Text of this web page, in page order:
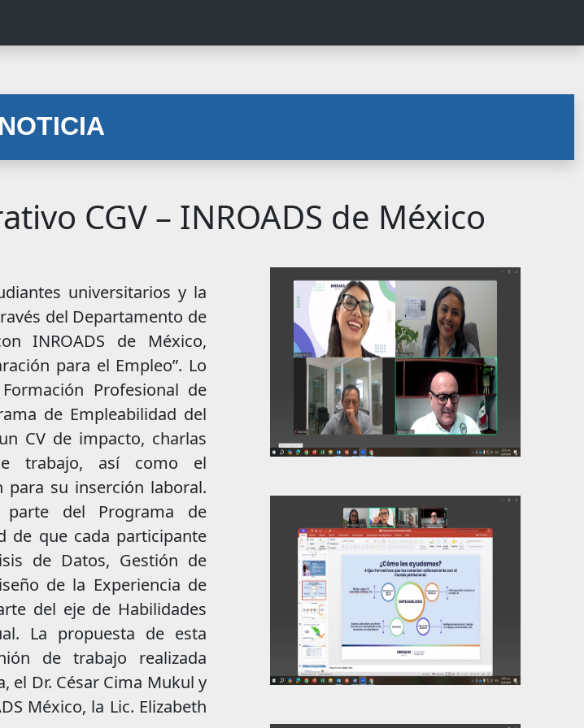
NOTICIA
CGV – INROADS de México
universitarios y la
del Departamento de
INROADS de México,
para el Empleo”. Lo
Profesional de
de Empleabilidad del
CV de impacto, charlas
trabajo, así como el
su inserción laboral.
del Programa de
de que cada participante
de Datos, Gestión de
de la Experiencia de
del eje de Habilidades
La propuesta de esta
de trabajo realizada
el Dr. César Cima Mukul y
México, la Lic. Elizabeth